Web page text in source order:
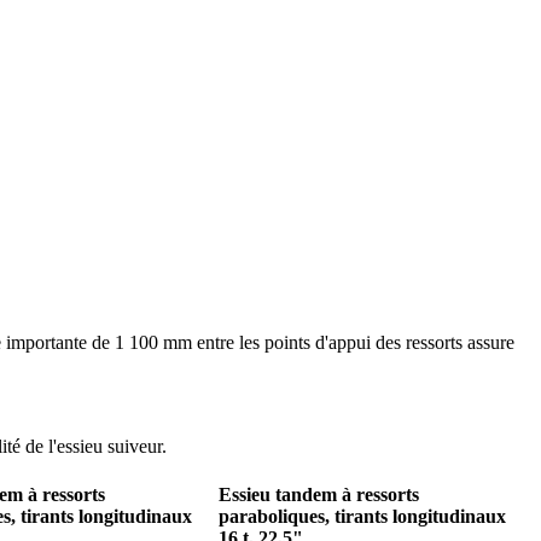
de 1 100 mm entre les points d'appui des ressorts assure
de l'essieu suiveur.
à ressorts
tirants longitudinaux
Essieu tandem à ressorts
paraboliques, tirants longitudinaux